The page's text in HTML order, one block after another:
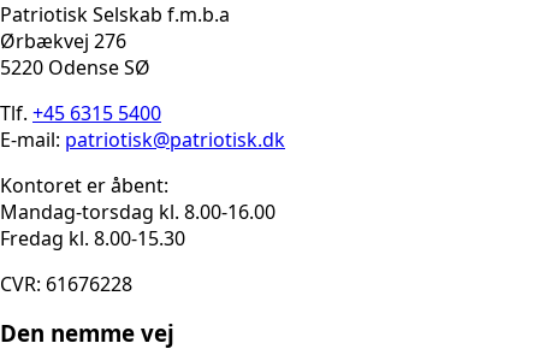
Patriotisk Selskab f.m.b.a
Ørbækvej 276
5220 Odense SØ
Tlf. +45 6315 5400
E-mail: patriotisk@patriotisk.dk
Kontoret er åbent:
Mandag-torsdag kl. 8.00-16.00
Fredag kl. 8.00-15.30
CVR: 61676228
Den nemme vej